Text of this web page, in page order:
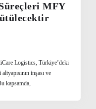
MFY
Logistics, Türkiye’deki
inşası ve
kapsamda,